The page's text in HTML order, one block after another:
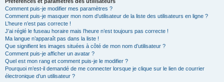
Comment puis-je modifier mes paramètres ?
Comment puis-je masquer mon nom d’utilisateur de la liste des utilisateurs en ligne ?
L’heure n’est pas correcte !
J’ai réglé le fuseau horaire mais l’heure n’est toujours pas correcte !
Ma langue n’apparaît pas dans la liste !
Que signifient les images situées à côté de mon nom d’utilisateur ?
Comment puis-je afficher un avatar ?
Quel est mon rang et comment puis-je le modifier ?
Pourquoi m’est-il demandé de me connecter lorsque je clique sur le lien de courrier
électronique d’un utilisateur ?